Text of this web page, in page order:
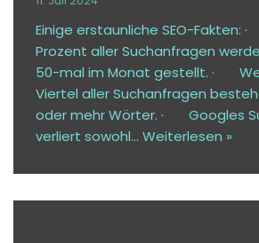
Einige erstaunliche SEO-Fakten:
Prozent aller Suchanfragen
50-mal im Monat gestellt. ·
Viertel aller Suchanfragen
oder mehr Wörter. · Googles
verliert sowohl… Weiterlesen »